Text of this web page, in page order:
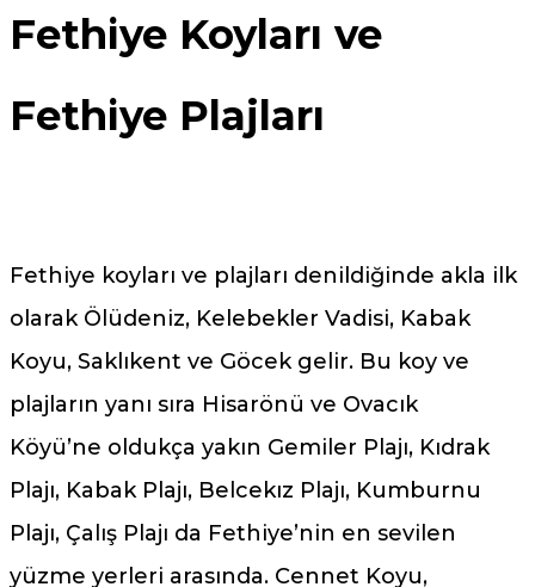
Fethiye Koyları ve
Fethiye Plajları
Fethiye koyları ve plajları denildiğinde akla ilk
olarak Ölüdeniz, Kelebekler Vadisi, Kabak
Koyu, Saklıkent ve Göcek gelir. Bu koy ve
plajların yanı sıra Hisarönü ve Ovacık
Köyü’ne oldukça yakın Gemiler Plajı, Kıdrak
Plajı, Kabak Plajı, Belcekız Plajı, Kumburnu
Plajı, Çalış Plajı da Fethiye’nin en sevilen
yüzme yerleri arasında. Cennet Koyu,